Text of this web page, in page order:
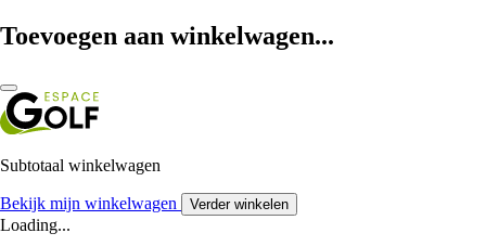
Toevoegen aan winkelwagen...
Subtotaal winkelwagen
Bekijk mijn winkelwagen Verder winkelen
Loading...